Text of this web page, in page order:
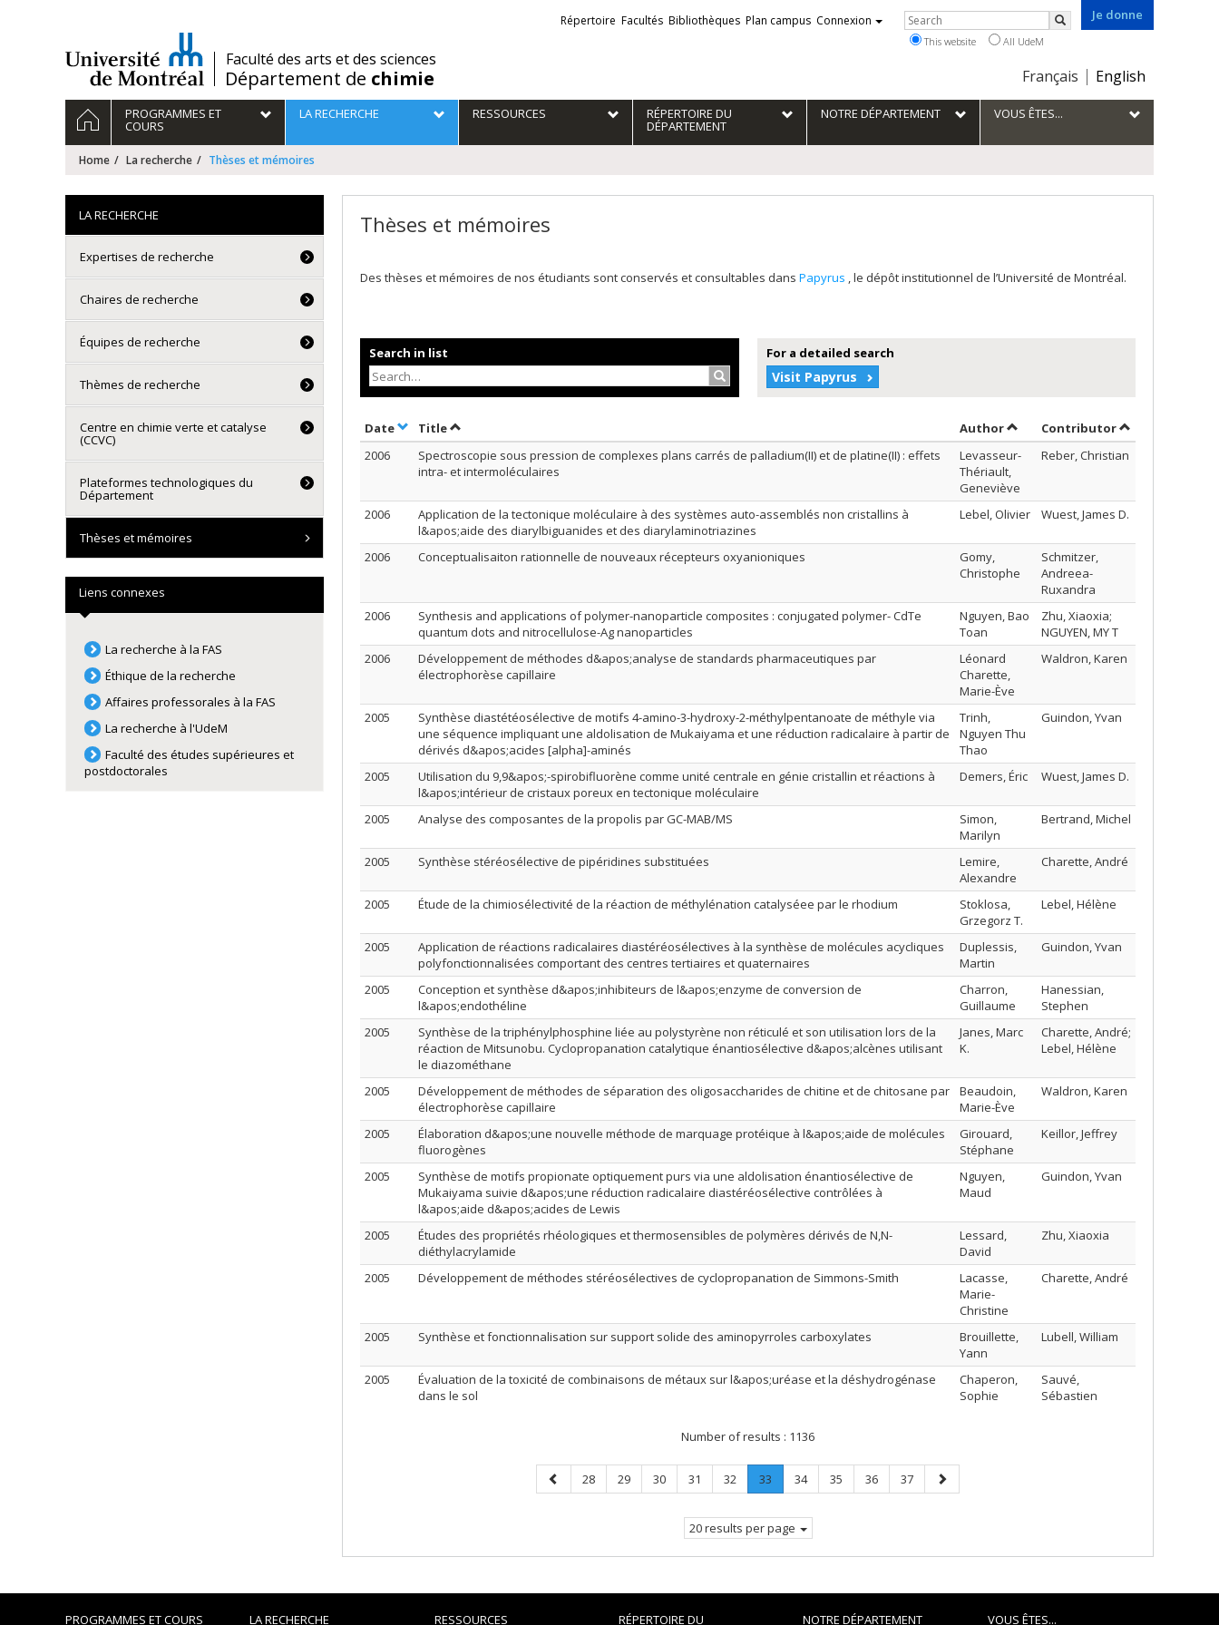
/Faculté des arts et des sciences
Département de chimie
Je donne
Choix
la
langue
Français English
Liens
externes
Répertoire Facultés Bibliothèques Plan campus Connexion Rechercher
Search
This website All UdeM
Navigation
principale
HOMEPROGRAMMES ET
COURS
LA RECHERCHE RESSOURCES RÉPERTOIRE DU
DÉPARTEMENT
NOTRE DÉPARTEMENT VOUS ÊTES...
Home La recherche Thèses et mémoires
Thèses et mémoires
Des thèses et mémoires de nos étudiants sont conservés et consultables dans Papyrus , le dépôt institutionnel de l’Université de Montréal.
Search in list
Search…
For a detailed search
Visit Papyrus
DateSort by date in ascending order
TitleSort by title in ascending order AuthorSort by author in ascending order
Contributorby contributor
2006
Spectroscopie sous pression de complexes plans carrés de palladium(II) et de platine(II) : effets
intra- et intermoléculaires
Levasseur-
Thériault,
Geneviève
Reber, Christian
2006
Application de la tectonique moléculaire à des systèmes auto-assemblés non cristallins à
l&apos;aide des diarylbiguanides et des diarylaminotriazines
Lebel, Olivier Wuest, James D.
2006 Conceptualisaiton rationnelle de nouveaux récepteurs oxyanioniques
Gomy,
Christophe
Schmitzer,
Andreea-
Ruxandra
2006
Synthesis and applications of polymer-nanoparticle composites : conjugated polymer- CdTe
quantum dots and nitrocellulose-Ag nanoparticles
Nguyen, Bao
Toan
Zhu, Xiaoxia;
NGUYEN, MY T
2006
Développement de méthodes d&apos;analyse de standards pharmaceutiques par
électrophorèse capillaire
Léonard
Charette,
Marie-Ève
Waldron, Karen
2005
Synthèse diastétéosélective de motifs 4-amino-3-hydroxy-2-méthylpentanoate de méthyle via
une séquence impliquant une aldolisation de Mukaiyama et une réduction radicalaire à partir de
dérivés d&apos;acides [alpha]-aminés
Trinh,
Nguyen Thu
Thao
Guindon, Yvan
2005
Utilisation du 9,9&apos;-spirobifluorène comme unité centrale en génie cristallin et réactions à
l&apos;intérieur de cristaux poreux en tectonique moléculaire
Demers, Éric Wuest, James D.
2005 Analyse des composantes de la propolis par GC-MAB/MS
Simon,
Marilyn
Bertrand, Michel
2005 Synthèse stéréosélective de pipéridines substituées
Lemire,
Alexandre
Charette, André
2005 Étude de la chimiosélectivité de la réaction de méthylénation catalyséee par le rhodium
Stoklosa,
Grzegorz T.
Lebel, Hélène
2005
Application de réactions radicalaires diastéréosélectives à la synthèse de molécules acycliques
polyfonctionnalisées comportant des centres tertiaires et quaternaires
Duplessis,
Martin
Guindon, Yvan
2005
Conception et synthèse d&apos;inhibiteurs de l&apos;enzyme de conversion de
l&apos;endothéline
Charron,
Guillaume
Hanessian,
Stephen
2005
Synthèse de la triphénylphosphine liée au polystyrène non réticulé et son utilisation lors de la
réaction de Mitsunobu. Cyclopropanation catalytique énantiosélective d&apos;alcènes utilisant
le diazométhane
Janes, Marc
K.
Charette, André;
Lebel, Hélène
2005
Développement de méthodes de séparation des oligosaccharides de chitine et de chitosane par
électrophorèse capillaire
Beaudoin,
Marie-Ève
Waldron, Karen
2005
Élaboration d&apos;une nouvelle méthode de marquage protéique à l&apos;aide de molécules
fluorogènes
Girouard,
Stéphane
Keillor, Jeffrey
2005
Synthèse de motifs propionate optiquement purs via une aldolisation énantiosélective de
Mukaiyama suivie d&apos;une réduction radicalaire diastéréosélective contrôlées à
l&apos;aide d&apos;acides de Lewis
Nguyen,
Maud
Guindon, Yvan
2005
Études des propriétés rhéologiques et thermosensibles de polymères dérivés de N,N-
diéthylacrylamide
Lessard,
David
Zhu, Xiaoxia
2005 Développement de méthodes stéréosélectives de cyclopropanation de Simmons-Smith
Lacasse,
Marie-
Christine
Charette, André
2005 Synthèse et fonctionnalisation sur support solide des aminopyrroles carboxylates
Brouillette,
Yann
Lubell, William
2005
Évaluation de la toxicité de combinaisons de métaux sur l&apos;uréase et la déshydrogénase
dans le sol
Chaperon,
Sophie
Sauvé,
Sébastien
Number of results : 1136
Previous
page
Page
28 Page
29 Page
30 Page
31 Page
32 Page
33
Current
Page
34 Page
35 Page
36 Page
37
Next
page
20 results per page
LA RECHERCHE
Expertises de recherche
Chaires de recherche
Équipes de recherche
Thèmes de recherche
Centre en chimie verte et catalyse
(CCVC)
Plateformes technologiques du
Département
Thèses et mémoires
Liens connexes
La recherche à la FAS
Éthique de la recherche
Affaires professorales à la FAS
La recherche à l'UdeM
Faculté des études supérieures et
postdoctorales
PROGRAMMES ET COURS LA RECHERCHE RESSOURCES RÉPERTOIRE DU NOTRE DÉPARTEMENT VOUS ÊTES...